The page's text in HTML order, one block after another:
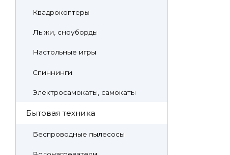
Квадрокоптеры
Лыжи, сноуборды
Настольные игры
Спиннинги
Электросамокаты, самокаты
Бытовая техника
Беспроводные пылесосы